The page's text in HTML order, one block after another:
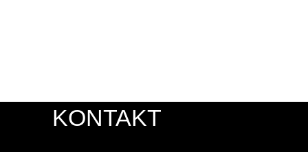
KONTAKT